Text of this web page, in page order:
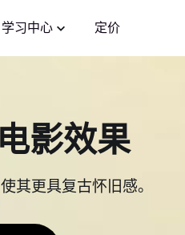
学习中心 定价
影效果
其更具复古怀旧感。